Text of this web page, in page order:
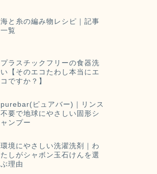
海と糸の編み物レシピ｜記事
一覧
プラスチックフリーの食器洗
い【そのエコたわし本当にエ
コですか？】
purebar(ピュアバー)｜リンス
不要で地球にやさしい固形シ
ャンプー
環境にやさしい洗濯洗剤｜わ
たしがシャボン玉石けんを選
ぶ理由